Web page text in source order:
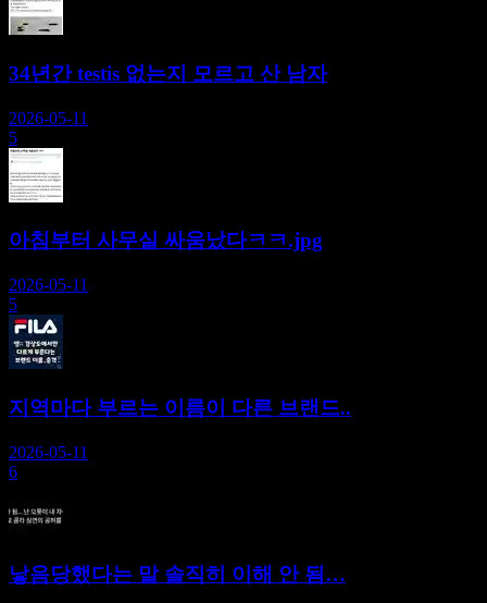
34년간 testis 없는지 모르고 산 남자
2026-05-11
5
아침부터 사무실 싸움났다ㅋㅋ.jpg
2026-05-11
5
지역마다 부르는 이름이 다른 브랜드..
2026-05-11
6
낳음당했다는 말 솔직히 이해 안 됨…